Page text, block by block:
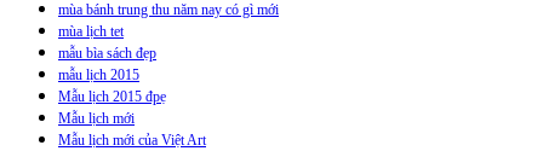
mùa bánh trung thu năm nay có gì mới
mùa lịch tet
mẫu bìa sách đẹp
mẫu lịch 2015
Mẫu lịch 2015 đpẹ
Mẫu lịch mới
Mẫu lịch mới của Việt Art